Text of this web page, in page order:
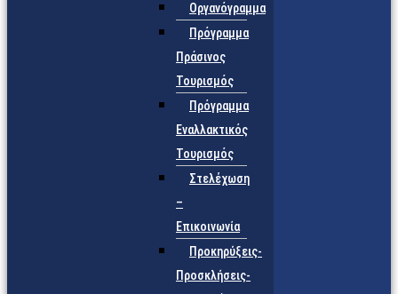
Οργανόγραμμα
Πρόγραμμα
Πράσινος
Τουρισμός
Πρόγραμμα
Εναλλακτικός
Τουρισμός
Στελέχωση
–
Επικοινωνία
Προκηρύξεις-
Προσκλήσεις-